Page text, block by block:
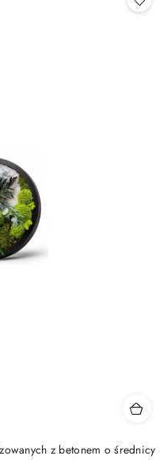
z betonem o średnicy